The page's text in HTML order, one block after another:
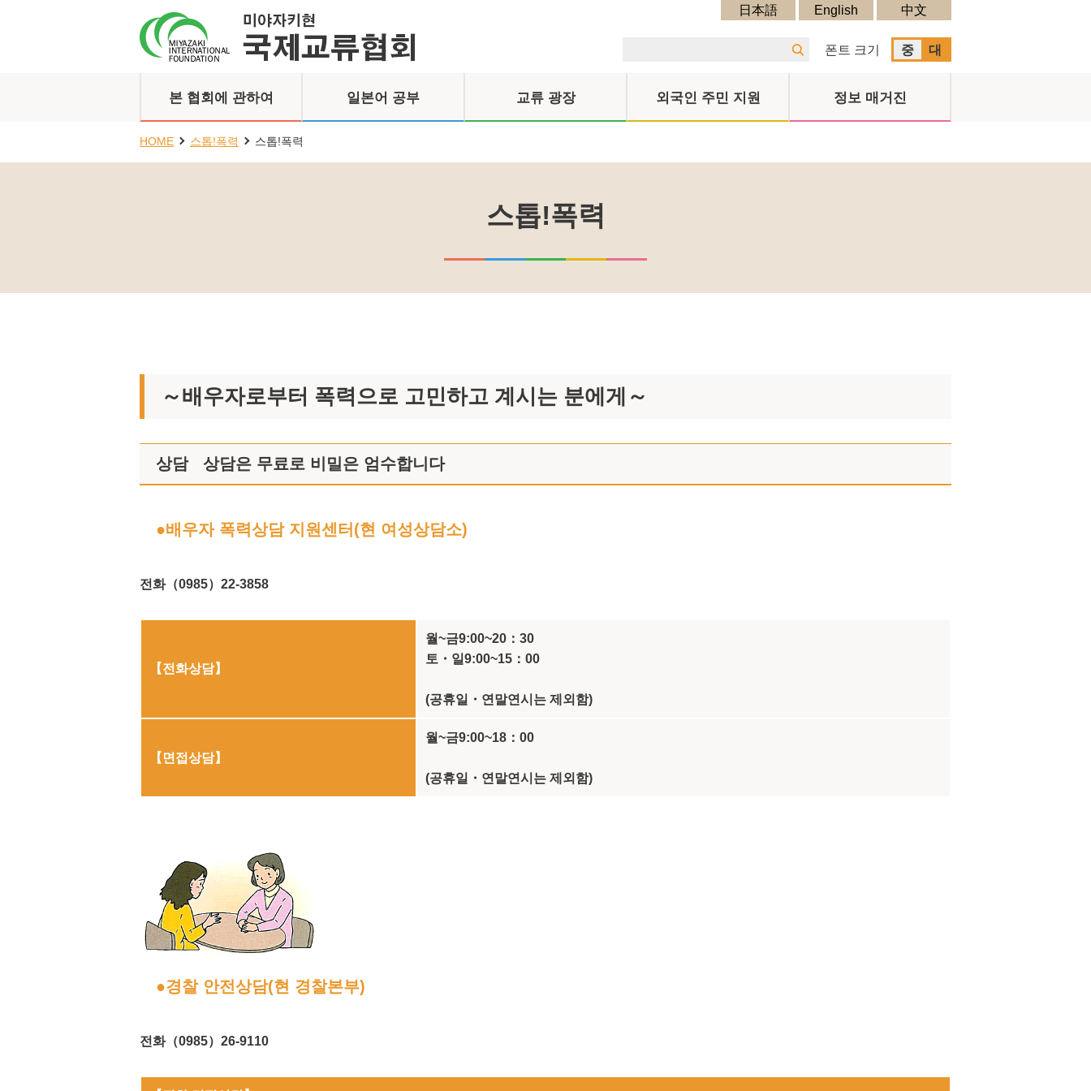
日本語 English 中文
폰트 크기 중 대
본 협회에 관하여 일본어 공부 교류 광장 외국인 주민 지원 정보 매거진
HOME 스톱!폭력 스톱!폭력
스톱!폭력
～배우자로부터 폭력으로 고민하고 계시는 분에게～
상담 상담은 무료로 비밀은 엄수합니다
●배우자 폭력상담 지원센터(현 여성상담소)
전화（0985）22-3858
【전화상담】
월~금9:00~20：30
토・일9:00~15：00
(공휴일・연말연시는 제외함)
【 면접상담】
월~금9:00~18：00
(공휴일・연말연시는 제외함)
●경찰 안전상담(현 경찰본부)
전화（0985）26-9110